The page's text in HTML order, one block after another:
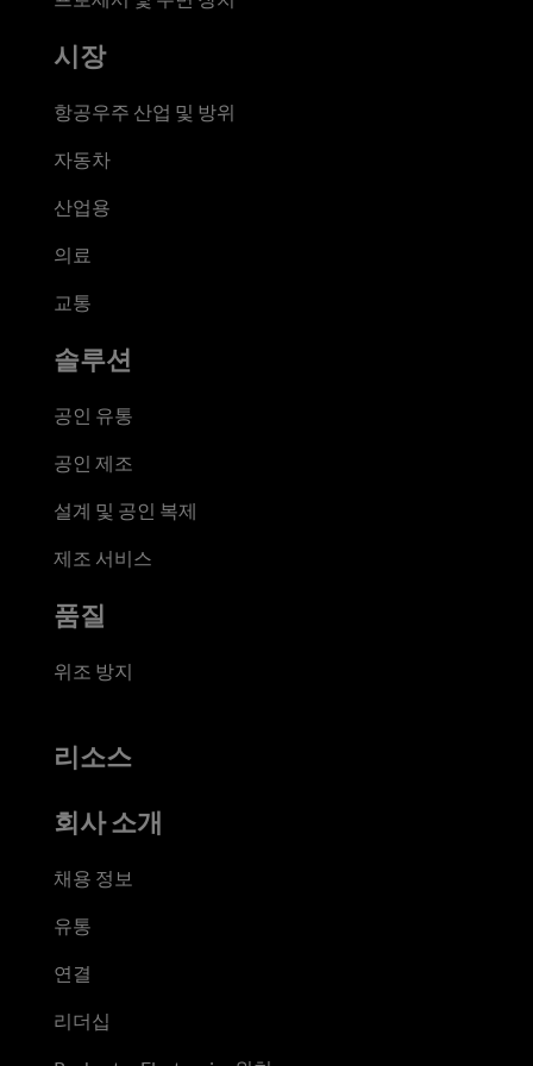
시장
항공우주 산업 및 방위
자동차
산업용
의료
교통
솔루션
공인 유통
공인 제조
설계 및 공인 복제
제조 서비스
품질
위조 방지
리소스
회사 소개
채용 정보
유통
연결
리더십